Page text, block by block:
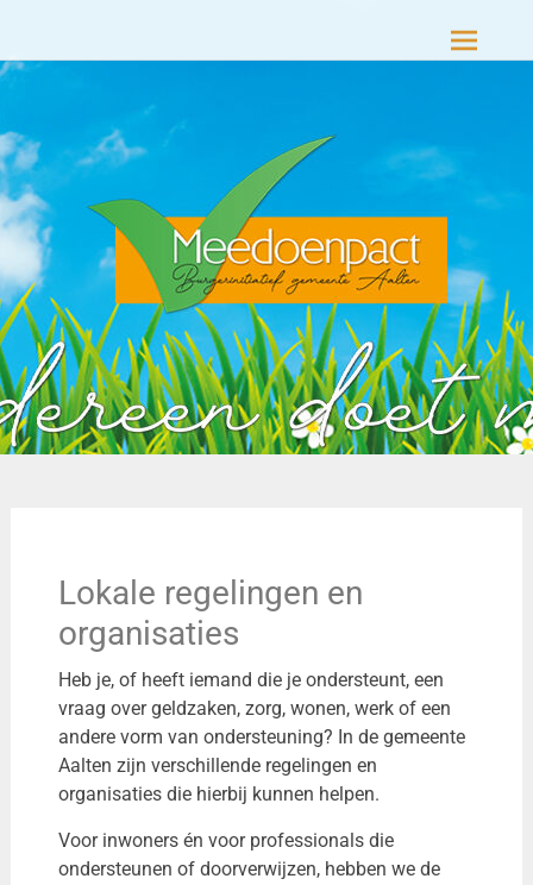
Lokale regelingen en
organisaties
Heb je, of heeft iemand die je ondersteunt, een
vraag over geldzaken, zorg, wonen, werk of een
andere vorm van ondersteuning? In de gemeente
Aalten zijn verschillende regelingen en
organisaties die hierbij kunnen helpen.
Voor inwoners én voor professionals die
ondersteunen of doorverwijzen, hebben we de